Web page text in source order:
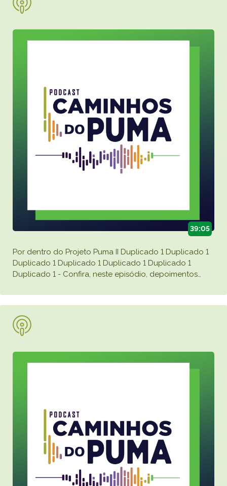
39:05
Por dentro do Projeto Puma II Duplicado 1 Duplicado 1
Duplicado 1 Duplicado 1 Duplicado 1 Duplicado 1
Duplicado 1 - Confira, neste episódio, depoimentos…